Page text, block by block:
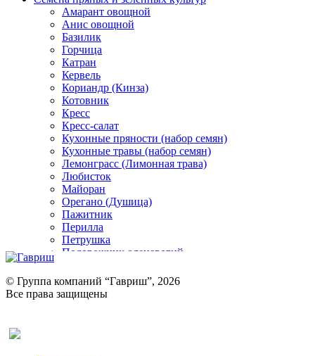
Амарант овощной
Анис овощной
Базилик
Горчица
Катран
Кервель
Кориандр (Кинза)
Котовник
Кресс
Кресс-салат
Кухонные пряности (набор семян)
Кухонные травы (набор семян)
Лемонграсс (Лимонная трава)
Любисток
Майоран
Орегано (Душица)
Пажитник
Перилла
Петрушка
Подорожник оленерогий
Ревень
Рукола
Рута
© Группа компаний “Гавриш”, 2026
Все права защищены